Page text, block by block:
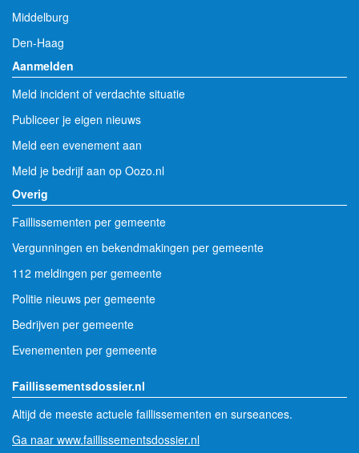
Middelburg
Den-Haag
Aanmelden
Meld incident of verdachte situatie
Publiceer je eigen nieuws
Meld een evenement aan
Meld je bedrijf aan op Oozo.nl
Overig
Faillissementen per gemeente
Vergunningen en bekendmakingen per gemeente
112 meldingen per gemeente
Politie nieuws per gemeente
Bedrijven per gemeente
Evenementen per gemeente
Faillissementsdossier.nl
Altijd de meeste actuele faillissementen en surseances.
Ga naar www.faillissementsdossier.nl